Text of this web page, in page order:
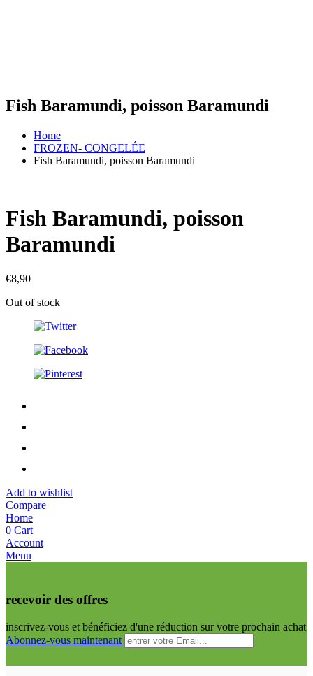
Fish Baramundi, poisson Baramundi
Home
FROZEN- CONGELÉE
Fish Baramundi, poisson Baramundi
Fish Baramundi, poisson
Baramundi
€8,90
Out of stock
Add to wishlist
Compare
Home
0 Cart
Account
Menu
recevoir des offres
inscrivez-vous et bénéficiez d'une réduction sur votre prochain achat
Abonnez-vous maintenant